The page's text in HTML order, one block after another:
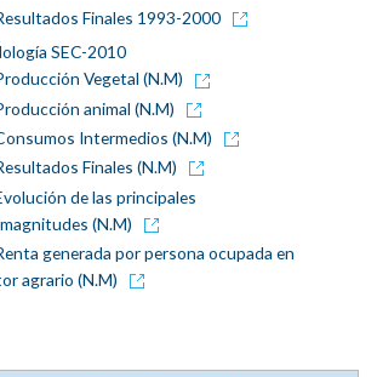
Finales 1993-2000
SEC-2010
Vegetal (N.M)
animal (N.M)
Intermedios (N.M)
Finales (N.M)
de las principales
(N.M)
generada por persona ocupada en
agrario (N.M)